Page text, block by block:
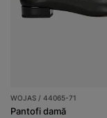
WOJAS / 44065-71
Pantofi damă